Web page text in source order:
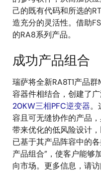
己的既有代码和所选的
造充分的灵活性。借助
的RA8系列产品。
成功产品组合
瑞萨将全新RA8T1产品
容器件相结合，创建了
20KW三相PFC逆变器。
容且可无缝协作的产品
带来优化的低风险设计
已基于其产品阵容中的
产品组合”，使客户能够
向市场。更多信息，请访